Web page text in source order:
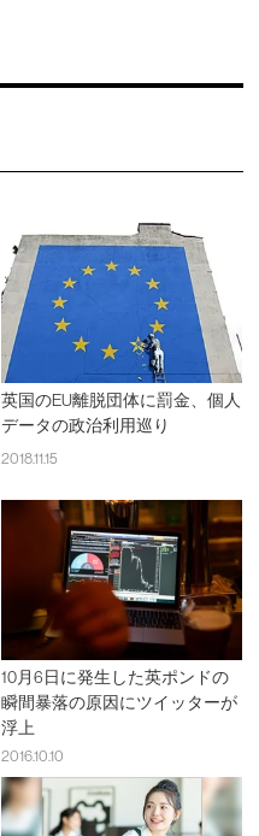
英国のEU離脱団体に罰金、個人
データの政治利用巡り
2018.11.15
10月6日に発生した英ポンドの
瞬間暴落の原因にツイッターが
浮上
2016.10.10